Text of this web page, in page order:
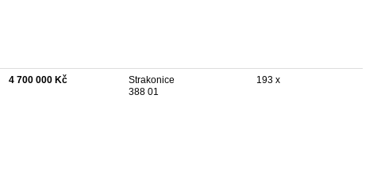
4 700 000 Kč
Strakonice
388 01
193 x